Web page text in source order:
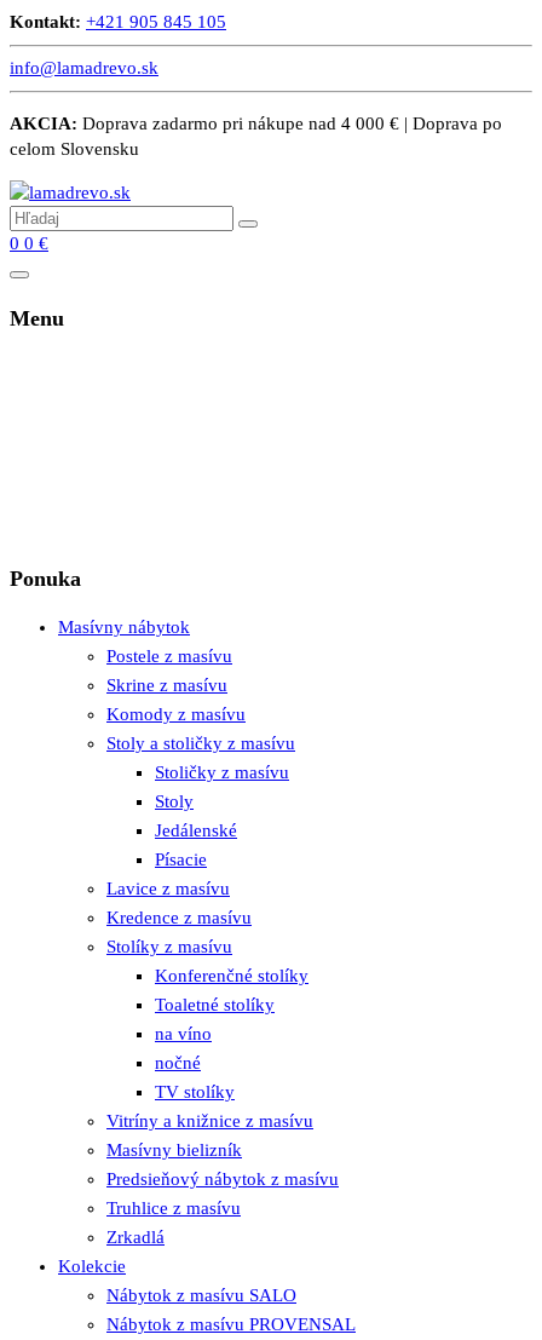
Kontakt: +421 905 845 105
info@lamadrevo.sk
AKCIA: Doprava zadarmo pri nákupe nad 4 000 € | Doprava po
celom Slovensku
0 0 €
Menu
Ponuka
Masívny nábytok
Postele z masívu
Skrine z masívu
Komody z masívu
Stoly a stoličky z masívu
Stoličky z masívu
Stoly
Jedálenské
Písacie
Lavice z masívu
Kredence z masívu
Stolíky z masívu
Konferenčné stolíky
Toaletné stolíky
na víno
nočné
TV stolíky
Vitríny a knižnice z masívu
Masívny bielizník
Predsieňový nábytok z masívu
Truhlice z masívu
Zrkadlá
Kolekcie
Nábytok z masívu SALO
Nábytok z masívu PROVENSAL